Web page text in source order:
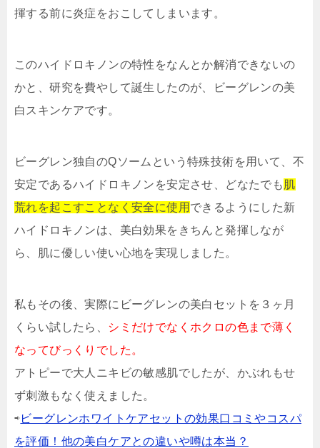
揮する前に炎症をおこしてしまいます。
このハイドロキノンの特性をなんとか解消できないの
かと、研究を費やして誕生したのが、ビーグレンの美
白スキンケアです。
ビーグレン独自のQソームという特殊技術を用いて、不
安定であるハイドロキノンを安定させ、どなたでも 肌
荒れを起こすことなく安全に使用 できるようにした新
ハイドロキノンは、美白効果をきちんと発揮しなが
ら、肌に優しい使い心地を実現しました。
私もその後、実際にビーグレンの美白セットを３ヶ月
くらい試したら、
シミだけでなくホクロの色まで薄く
なってびっくりでした。
アトピーで大人ニキビの敏感肌でしたが、かぶれもせ
ず刺激もなく使えました。
⇨ビーグレンホワイトケアセットの効果口コミやコスパ
を評価！他の美白ケアとの違いや噂は本当？